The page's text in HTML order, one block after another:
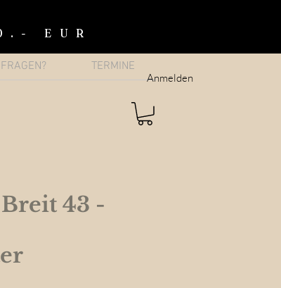
Anmelden
EUR
FRAGEN? TERMINE
43 -